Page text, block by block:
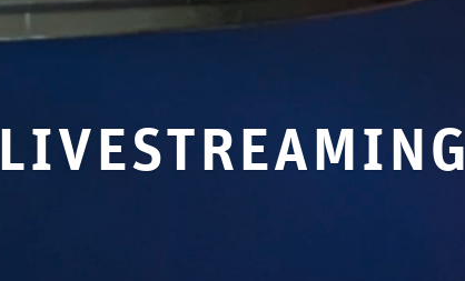
livestreaming